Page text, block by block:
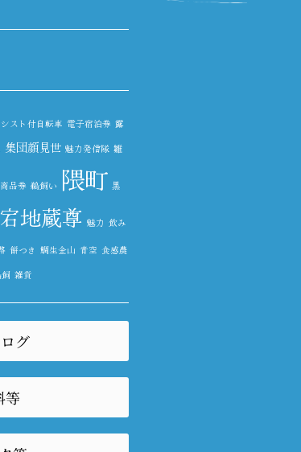
スト付自転車 電子宿泊券 露
集団顔見世 魅力発信隊 雛
品券 鵜飼い 隈町 黒
地蔵尊 魅力 飲み
餅つき 鯛生金山 青空 食感農
雑貨
グ
等